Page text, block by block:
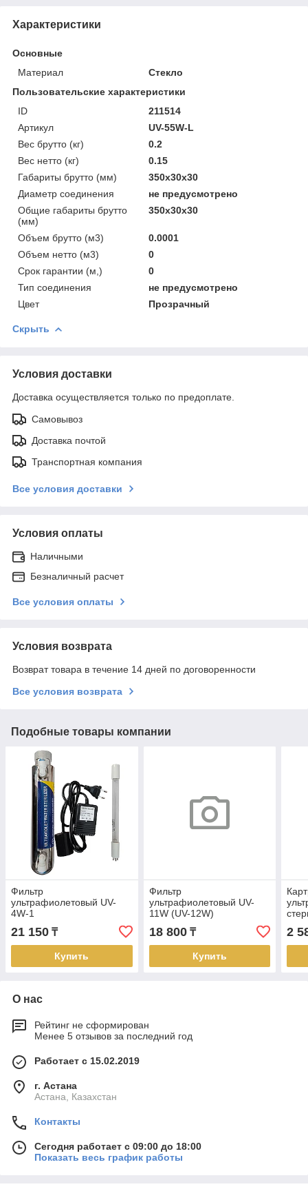
Характеристики
Основные
Материал
Стекло
Пользовательские характеристики
ID
211514
Артикул
UV-55W-L
Вес брутто (кг)
0.2
Вес нетто (кг)
0.15
Габариты брутто (мм)
350x30x30
Диаметр соединения
не предусмотрено
Общие габариты брутто
(мм)
350x30x30
Объем брутто (м3)
0.0001
Объем нетто (м3)
0
Срок гарантии (м,)
0
Тип соединения
не предусмотрено
Цвет
Прозрачный
Скрыть
Условия доставки
Доставка осуществляется только по предоплате.
Самовывоз
Доставка почтой
Транспортная компания
Все условия доставки
Условия оплаты
Наличными
Безналичный расчет
Все условия оплаты
Условия возврата
Возврат товара в течение 14 дней по договоренности
Все условия возврата
Подобные товары компании
Фильтр
ультрафиолетовый UV-
4W-1
21 150 ₸
Купить
Фильтр
ультрафиолетовый UV-
11W (UV-12W)
18 800₸
Купить
2
О нас
Рейтинг не сформирован
Менее 5 отзывов за последний год
Работает с 15.02.2019
г. Астана
Астана, Казахстан
Контакты
Сегодня работает с 09:00 до 18:00
Показать весь график работы